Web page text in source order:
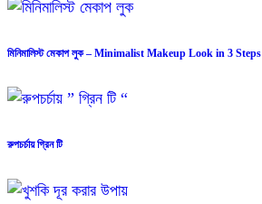
মিনিমালিস্ট মেকাপ লুক – Minimalist Makeup Look in 3 Steps
রুপচর্চায় গ্রিন টি